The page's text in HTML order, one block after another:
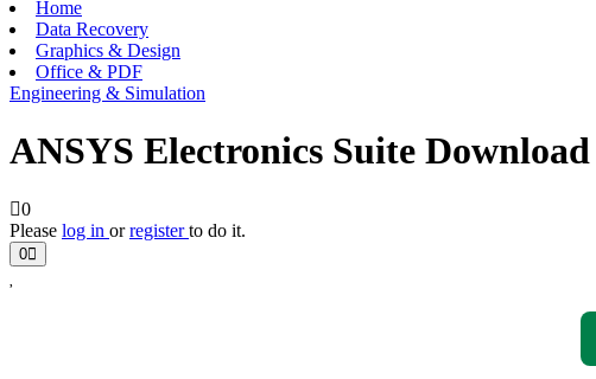
Home
Data Recovery
Graphics & Design
Office & PDF
Engineering & Simulation
ANSYS Electronics Suite
0
Please log in orregisterto do it.
0